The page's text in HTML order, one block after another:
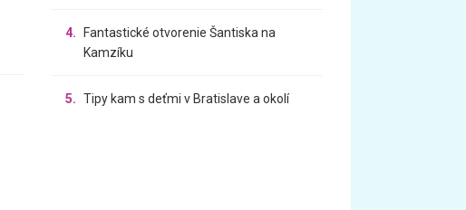
4.
Fantastické otvorenie Šantiska na
Kamzíku
5. Tipy kam s deťmi v Bratislave a okolí